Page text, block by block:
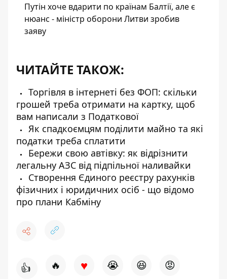
Путін хоче вдарити по країнам Балтії, але є
нюанс - міністр оборони Литви зробив
заяву
ЧИТАЙТЕ ТАКОЖ:
Торгівля в інтернеті без ФОП: скільки
грошей треба отримати на картку, щоб
вам написали з Податкової
Як спадкоємцям поділити майно та які
податки треба сплатити
Бережи свою автівку: як відрізнити
легальну АЗС від підпільної наливайки
Cтворення Єдиного реєстру рахунків
фізичних і юридичних осіб - що відомо
про плани Кабміну
👍 🔥 ♥ 😭 😆 😡